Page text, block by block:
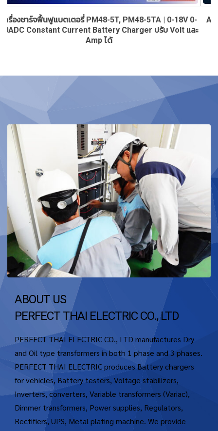
AMPERE MINUTE / AMPERE HOUR BOX ชุดมิเตอร์วัดค่า
แอมแปร์มินิท และแอมแปร์อาวร์ สำหรับงานชุบโลหะและ
อุตสาหกรรมไฟฟ้า
ABOUT US
PERFECT THAI ELECTRIC CO., LTD
PERFECT THAI ELECTRIC CO., LTD manufactures Dry
and Oil type transformers in both 1 phase and 3 phases.
PERFECT THAI ELECTRIC produces Battery chargers
for vehicles, Battery testers, Voltage stabilizers,
Inverters, converters, Variable transformers (Variac),
Dimmer transformers, Power supplies, Regulators,
Rectifiers, UPS, Metal plating machine. We provide